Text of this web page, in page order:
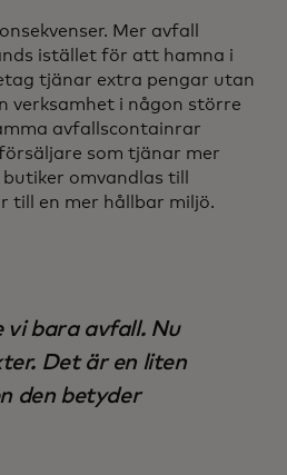
Mer avfall
istället för att hamna i
tjänar extra pengar utan
verksamhet i någon större
avfallscontainrar
som tjänar mer
omvandlas till
till en mer hållbar miljö.
vi bara avfall. Nu
Det är en liten
den betyder